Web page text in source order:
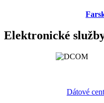
Elektronické
Dátové